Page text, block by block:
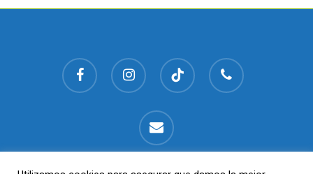
facebook instagram tiktok phone
email